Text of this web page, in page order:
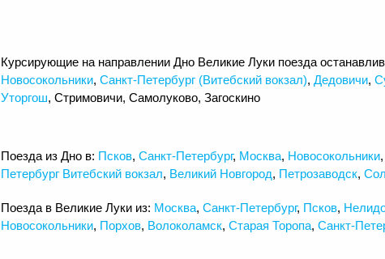
Курсирующие на направлении Дно Великие Луки поезда
Новосокольники, Санкт-Петербург (Витебский вокзал), Дедовичи,
Уторгош, Стримовичи, Самолуково, Загоскино
Поезда из Дно в: Псков, Санкт-Петербург, Москва, Новосокольники,
Петербург Витебский вокзал, Великий Новгород, Петрозаводск,
Поезда в Великие Луки из: Москва, Санкт-Петербург, Псков,
Новосокольники, Порхов, Волоколамск, Старая Торопа, Санкт-